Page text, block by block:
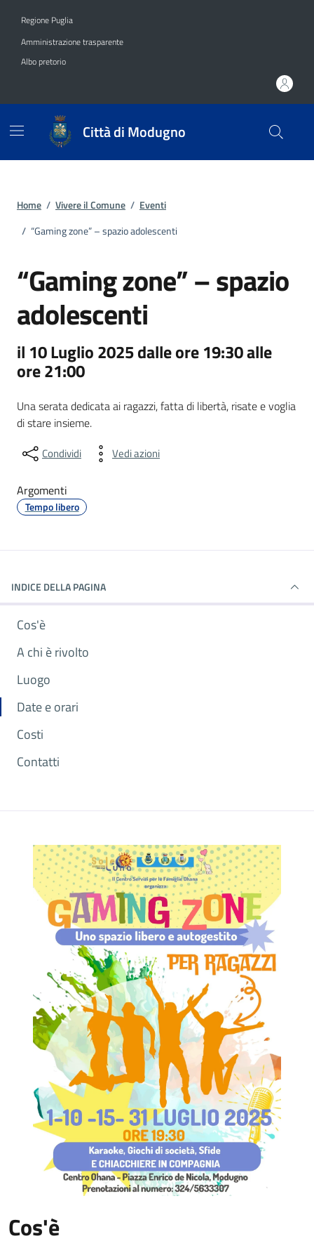
Regione Puglia
Amministrazione trasparente
Albo pretorio
Città di Modugno
Home / Vivere il Comune / Eventi
/ “Gaming zone” – spazio adolescenti
“Gaming zone” – spazio
adolescenti
il 10 Luglio 2025 dalle ore 19:30 alle
ore 21:00
Una serata dedicata ai ragazzi, fatta di libertà, risate e voglia
di stare insieme.
Condividi Vedi azioni
Argomenti
Tempo libero
INDICE DELLA PAGINA
Cos'è
A chi è rivolto
Luogo
Date e orari
Costi
Contatti
Cos'è